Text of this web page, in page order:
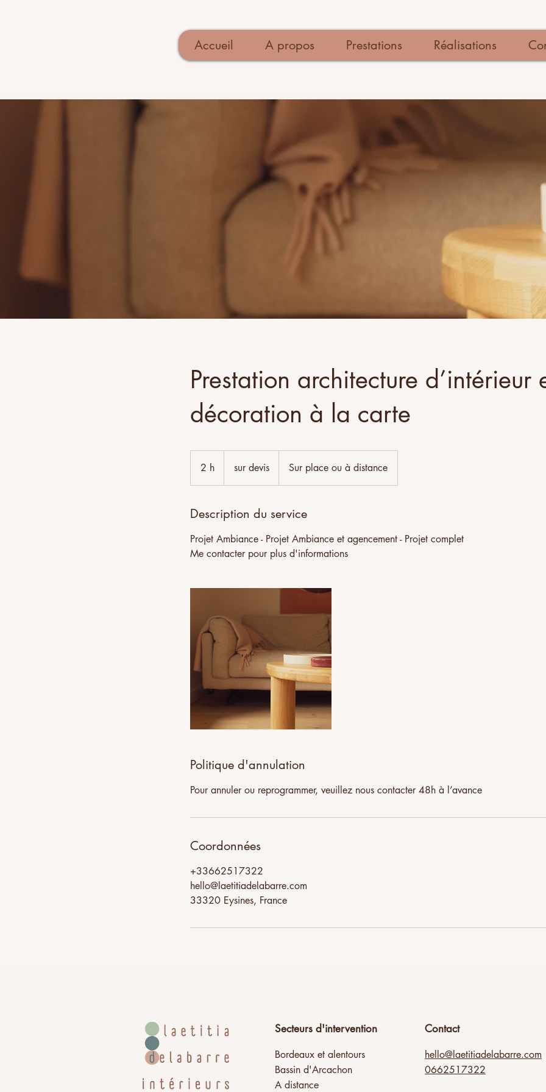
Accueil A propos Prestations Réalisations
Prestation architecture d’intérieur
décoration à la carte
2 h
h
sur devis Sur place ou à distance
Description du service
Projet Ambiance - Projet Ambiance et agencement - Projet complet
Me contacter pour plus d'informations
Politique d'annulation
Pour annuler ou reprogrammer, veuillez nous contacter 48h à l’avance
Coordonnées
+33662517322
hello@laetitiadelabarre.com
33320 Eysines, France
Secteurs d'intervention
Bordeaux et alentours
Bassin d'Arcachon
A distance
Contact
hello@laetitiadelabarre.com
0662517322